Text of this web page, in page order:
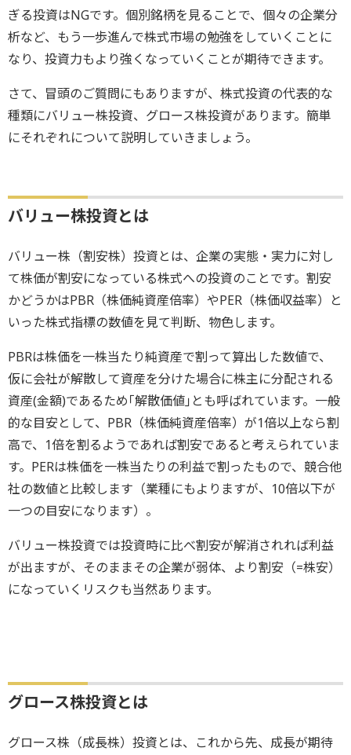
ぎる投資はNGです。個別銘柄を見ることで、個々の企業分
析など、もう一歩進んで株式市場の勉強をしていくことに
なり、投資力もより強くなっていくことが期待できます。
さて、冒頭のご質問にもありますが、株式投資の代表的な
種類にバリュー株投資、グロース株投資があります。簡単
にそれぞれについて説明していきましょう。
バリュー株投資とは
バリュー株（割安株）投資とは、企業の実態・実力に対し
て株価が割安になっている株式への投資のことです。割安
かどうかはPBR（株価純資産倍率）やPER（株価収益率）と
いった株式指標の数値を見て判断、物色します。
PBRは株価を一株当たり純資産で割って算出した数値で、
仮に会社が解散して資産を分けた場合に株主に分配される
資産(金額)であるため｢解散価値｣とも呼ばれています。一般
的な目安として、PBR（株価純資産倍率）が1倍以上なら割
高で、1倍を割るようであれば割安であると考えられていま
す。PERは株価を一株当たりの利益で割ったもので、競合他
社の数値と比較します（業種にもよりますが、10倍以下が
一つの目安になります）。
バリュー株投資では投資時に比べ割安が解消されれば利益
が出ますが、そのままその企業が弱体、より割安（=株安）
になっていくリスクも当然あります。
グロース株投資とは
グロース株（成長株）投資とは、これから先、成長が期待